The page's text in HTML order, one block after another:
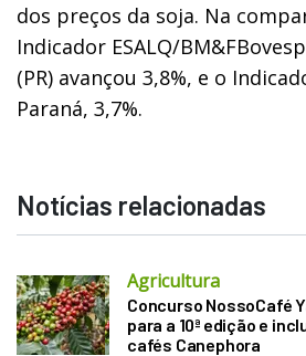
dos preços da soja. Na
Indicador ESALQ/
(PR) avançou 3,8%, e o
Paraná, 3,7%.
Notícias relacionadas
Agricultura
Concurso NossoCafé
para a 10ª edição e
cafés Canephora